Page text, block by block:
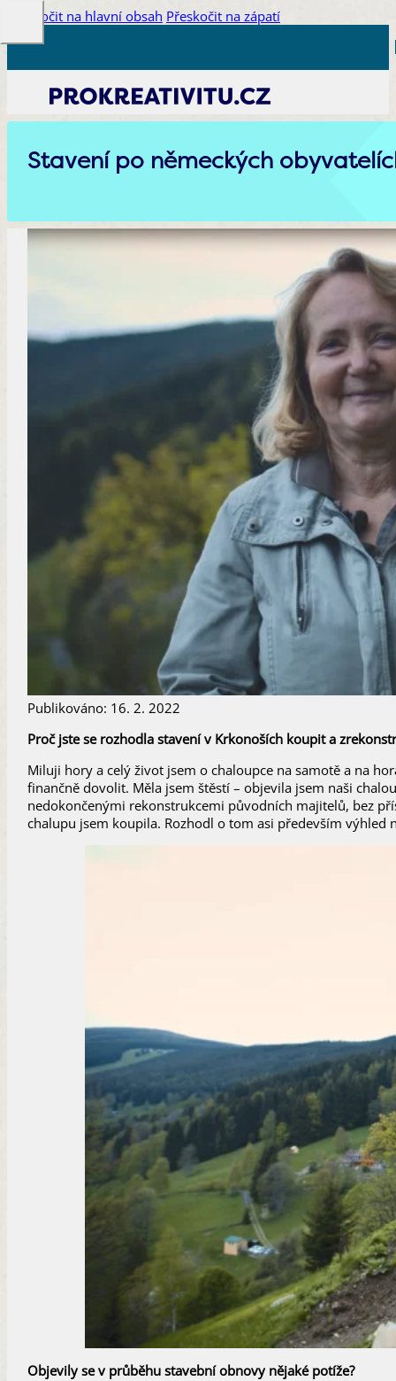
Přeskočit na hlavní obsah Přeskočit na zápatí
Stavení po německých
Publikováno: 16. 2. 2022
Proč jste se rozhodla stavení v Krkonoších koupit a
Miluji hory a celý život jsem o chaloupce na samotě a na
finančně dovolit. Měla jsem štěstí – objevila jsem naši
nedokončenými rekonstrukcemi původních majitelů, bez
chalupu jsem koupila. Rozhodl o tom asi především výhled
​Objevily se v průběhu stavební obnovy nějaké potíže?